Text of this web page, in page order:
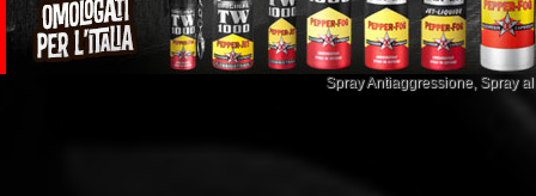
Spray Antiaggressione, Spray